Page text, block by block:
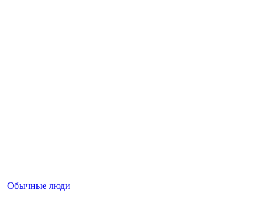
Обычные люди